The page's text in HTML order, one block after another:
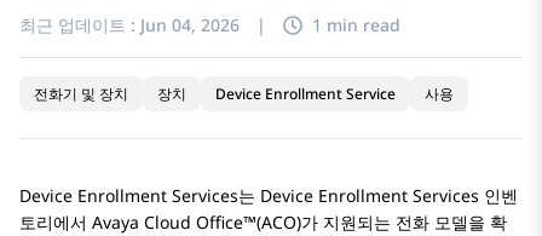
최근 업데이트 : Jun 04, 2026 | 1 min read
전화기 및 장치 장치 Device Enrollment Service 사용
Device Enrollment Services는 Device Enrollment Services 인벤
토리에서 Avaya Cloud Office™(ACO)가 지원되는 전화 모델을 확